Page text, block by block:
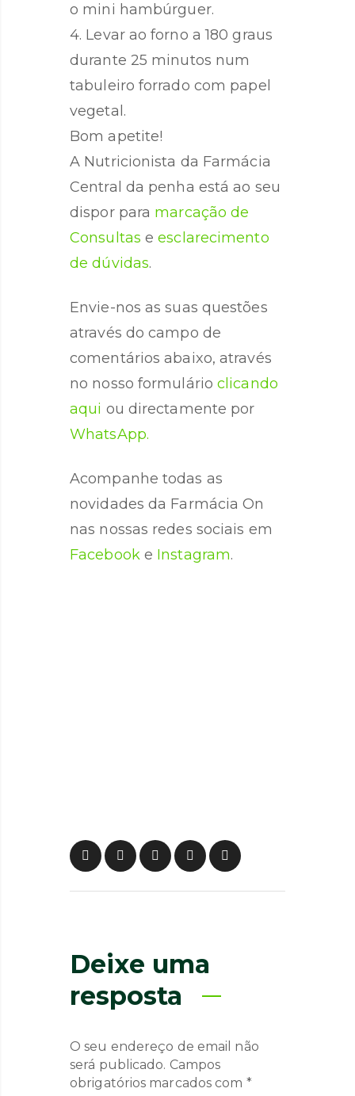
o mini hambúrguer.
4. Levar ao forno a 180 graus
durante 25 minutos num
tabuleiro forrado com papel
vegetal.
Bom apetite!
A Nutricionista da Farmácia
Central da penha está ao seu
dispor para marcação de
Consultas eesclarecimento
de dúvidas.
Envie-nos as suas questões
através do campo de
comentários abaixo, através
no nosso formulárioclicando
aqui ou directamente por
WhatsApp.
Acompanhe todas as
novidades da Farmácia On
nas nossas redes sociais em
Facebooke Instagram.
Deixe uma
resposta
O seu endereço de email não
será publicado. Campos
obrigatórios marcados com *